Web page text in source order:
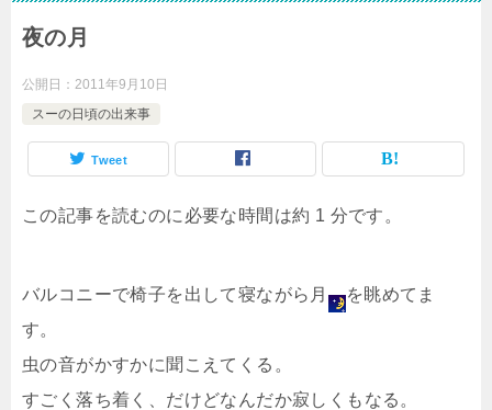
夜の月
公開日： 2011年9月10日
スーの日頃の出来事
Tweet
この記事を読むのに必要な時間は約 1 分です。
バルコニーで椅子を出して寝ながら月
を眺めてま
す。
虫の音がかすかに聞こえてくる。
すごく落ち着く、だけどなんだか寂しくもなる。